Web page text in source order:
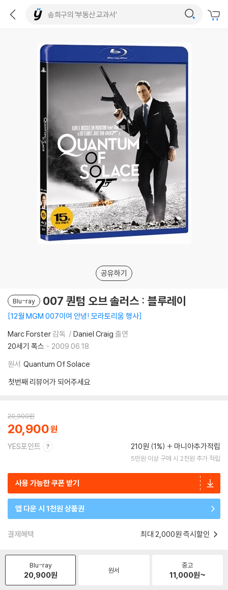
공유하기
Blu-ray 007 퀀텀 오브 솔러스 : 블루레이
12월 MGM 007이여 안녕! 모라토리움 행사
Marc Forster감독 Daniel Craig 출연
20세기 폭스
2009.06.18.
원서 Quantum Of Solace
첫번째 리뷰어가 되어주세요
20,900원
20,900
YES포인트 210원 (1%) 마니아추가적립
5만원 이상 구매 시 2천원 추가 적립
사용 가능한 쿠폰 받기
앱 다운 시 1천원 상품권
결제혜택 최대 2,000원 즉시할인
Blu-ray
20,900원 원서
중고
11,000원~